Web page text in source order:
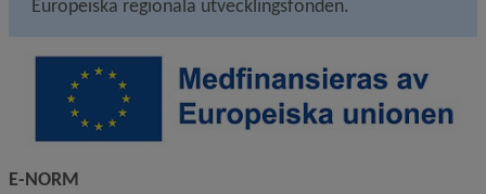
Europeiska regionala utvecklingsfonden.
E-NORM